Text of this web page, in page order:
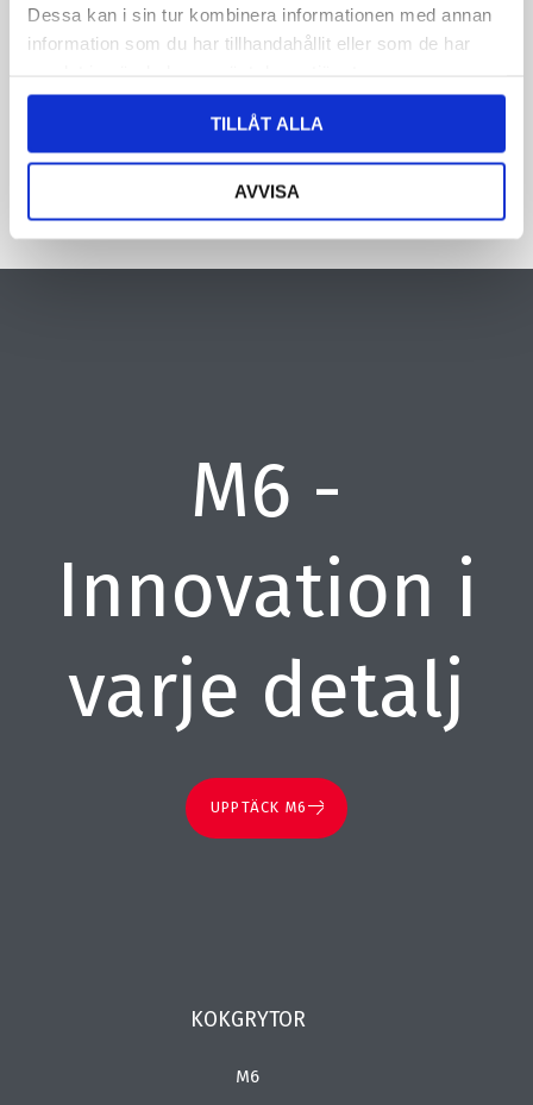
Dessa kan i sin tur kombinera informationen med annan
information som du har tillhandahållit eller som de har
TILLÅT ALLA
AVVISA
personuppgifter i vår integritetspolicy.
M6 -
Innovation i
varje detalj
UPPTÄCK M6
KOKGRYTOR
M6